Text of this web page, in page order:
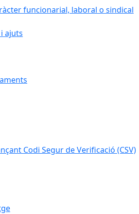
funcionarial, laboral o sindical
ajuts
Codi Segur de Verificació (CSV)